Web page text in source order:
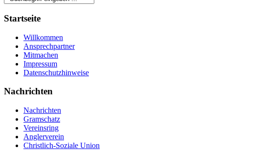
Startseite
Willkommen
Ansprechpartner
Mitmachen
Impressum
Datenschutzhinweise
Nachrichten
Nachrichten
Gramschatz
Vereinsring
Anglerverein
Christlich-Soziale Union